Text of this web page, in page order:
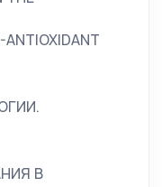
ANTIOXIDANT
В